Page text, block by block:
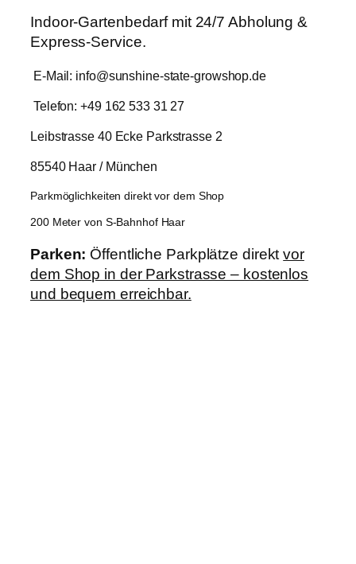
Indoor-Gartenbedarf mit 24/7 Abholung &
Express-Service.
E-Mail: info@sunshine-state-growshop.de
Telefon: +49 162 533 31 27
Leibstrasse 40 Ecke Parkstrasse 2
85540 Haar / München
Parkmöglichkeiten direkt vor dem Shop
200 Meter von S-Bahnhof Haar
Parken: Öffentliche Parkplätze direktvor
dem Shop in der Parkstrasse – kostenlos
und bequem erreichbar.